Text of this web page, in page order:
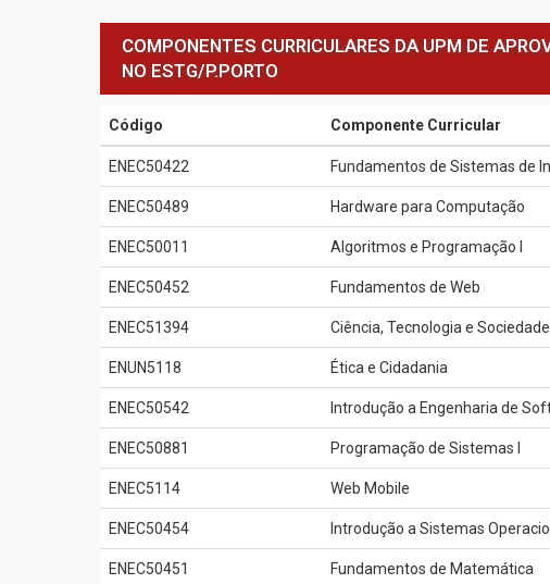
COMPONENTES CURRICULARES DA UPM DE
NO ESTG/P.PORTO
Código Componente Curricular
ENEC50422 Fundamentos de Sistemas de
ENEC50489 Hardware para Computação
ENEC50011 Algoritmos e Programação I
ENEC50452 Fundamentos de Web
ENEC51394 Ciência, Tecnologia e Sociedade
ENUN5118 Ética e Cidadania
ENEC50542 Introdução a Engenharia de
ENEC50881 Programação de Sistemas I
ENEC5114 Web Mobile
ENEC50454 Introdução a Sistemas
ENEC50451 Fundamentos de Matemática